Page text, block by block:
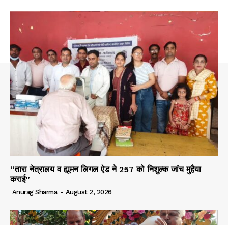
“तारा नेत्रालय व ह्यूमन लिगल ऐड ने 257 को निशुल्क जांच मुहैया
कराई”
Anurag Sharma - August 2, 2026